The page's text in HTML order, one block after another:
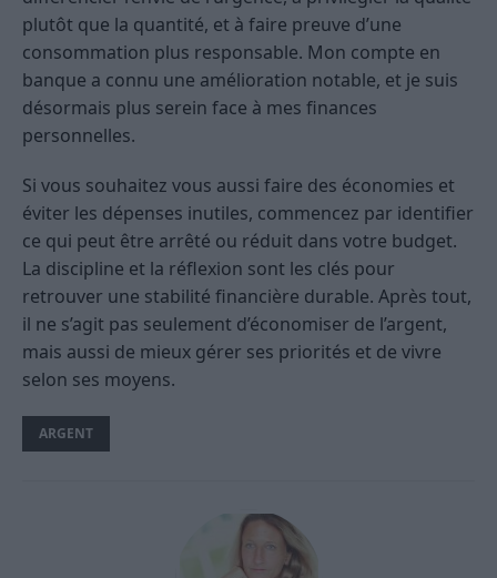
plutôt que la quantité, et à faire preuve d’une
consommation plus responsable. Mon compte en
banque a connu une amélioration notable, et je suis
désormais plus serein face à mes finances
personnelles.
Si vous souhaitez vous aussi faire des économies et
éviter les dépenses inutiles, commencez par identifier
ce qui peut être arrêté ou réduit dans votre budget.
La discipline et la réflexion sont les clés pour
retrouver une stabilité financière durable. Après tout,
il ne s’agit pas seulement d’économiser de l’argent,
mais aussi de mieux gérer ses priorités et de vivre
selon ses moyens.
ARGENT